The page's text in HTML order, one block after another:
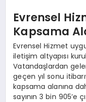
Evrensel
Kapsama
Evrensel Hizmet
iletişim altyapısı
Vatandaşlardan
geçen yıl sonu
kapsama alanına
sayının 3 bin 905’e